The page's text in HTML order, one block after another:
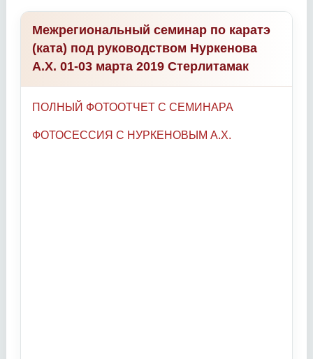
Межрегиональный семинар по каратэ
(ката) под руководством Нуркенова
А.Х. 01-03 марта 2019 Стерлитамак
ПОЛНЫЙ ФОТООТЧЕТ С СЕМИНАРА
ФОТОСЕССИЯ С НУРКЕНОВЫМ А.Х.